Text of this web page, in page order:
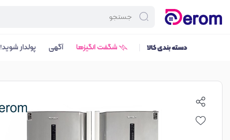
دسته بندی کالا شگفت انگیزها آگهی پولدار شوید!